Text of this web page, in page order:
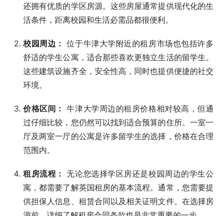
还拥有优质的学区房源。这些房屋通常提供现代化的生
活条件，距离校园和生活必需品都很便利。
校园周边： 位于牛津大学附近的租房市场也包括许多
舒适的学生公寓，适合那些喜欢更独立生活的留学生。
这些建筑设施齐全，安全性高，同时也提供便捷的社交
环境。
价格区间： 牛津大学周边的租房价格相对较高，但通
过仔细比较，您仍然可以找到适合预算的住所。一室一
厅及两室一厅的公寓是许多留学生的选择，价格在合理
范围内。
租房流程： 无论您选择学区房还是校园周边的学生公
寓，都需要了解英国租房的基本流程。通常，您需要提
供担保人信息、租赁合同以及相关证明文件。在选择房